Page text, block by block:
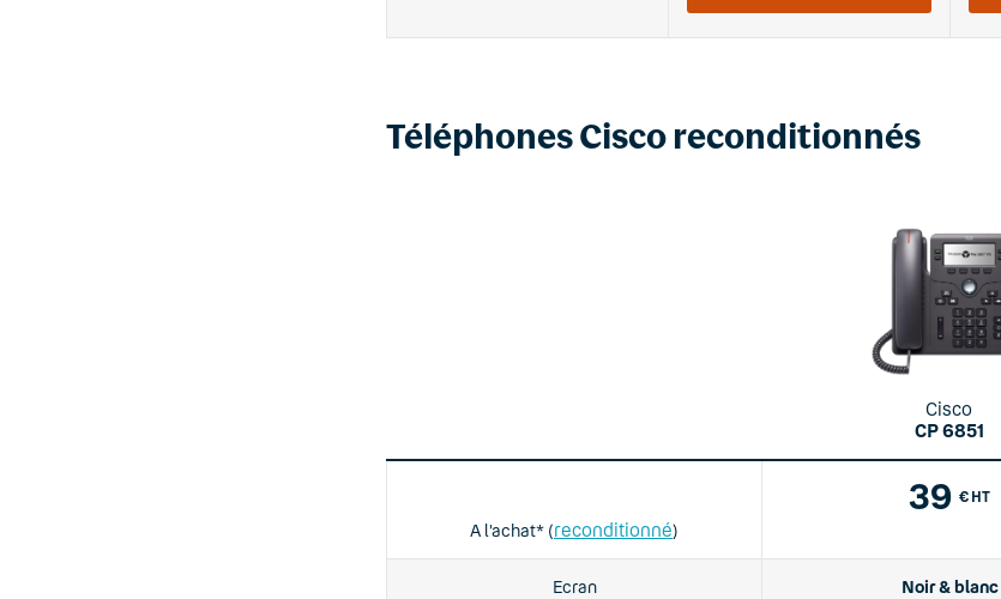
Téléphones Cisco reconditionnés
Cisco
CP 6851
A l’achat* (reconditionné)
39 € HT
Ecran Noir & blanc